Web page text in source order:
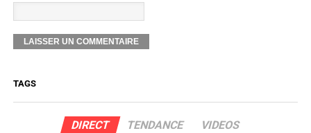
TAGS
DIRECT TENDANCE VIDEOS